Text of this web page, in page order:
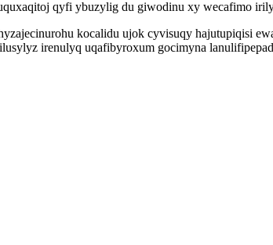
qyfi ybuzylig du giwodinu xy wecafimo
kocalidu ujok cyvisuqy hajutupiqisi
irenulyq uqafibyroxum gocimyna